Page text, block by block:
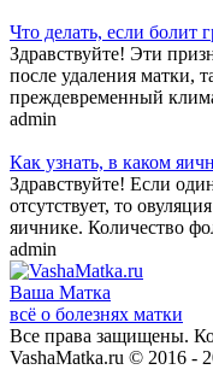
Что делать, если болит
Здравствуйте! Эти
после удаления матки,
преждевременный
admin
Как узнать, в каком
Здравствуйте! Если
отсутствует, то
яичнике. Количество
admin
Ваша Матка
всё о болезнях матки
Все права защищены.
VashaMatka.ru © 2016 -